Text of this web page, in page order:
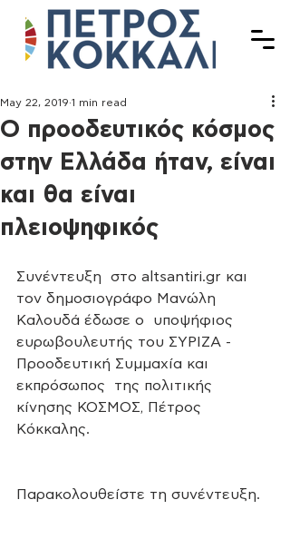
Ο προοδευτικός κόσμος
στην Ελλάδα ήταν, είναι
και θα είναι
πλειοψηφικός
May 22, 2019 1 min read
Συνέντευξη  στο altsantiri.gr και
τον δημοσιογράφο Μανώλη
Καλουδά έδωσε ο  υποψήφιος
ευρωβουλευτής του ΣΥΡΙΖΑ -
Προοδευτική Συμμαχία και
εκπρόσωπος  της πολιτικής
κίνησης ΚΟΣΜΟΣ, Πέτρος
Κόκκαλης.
Παρακολουθείστε τη συνέντευξη.